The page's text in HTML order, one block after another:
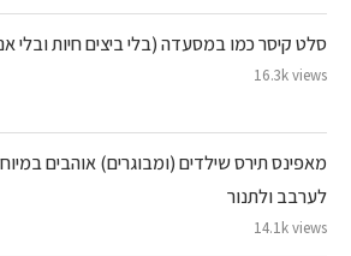
סלט קיסר כמו במסעדה (בלי ביצים חיות ובלי
16.3k views
מאפינס תירס שילדים (ומבוגרים) אוהבים
לערבב ולתנור
14.1k views